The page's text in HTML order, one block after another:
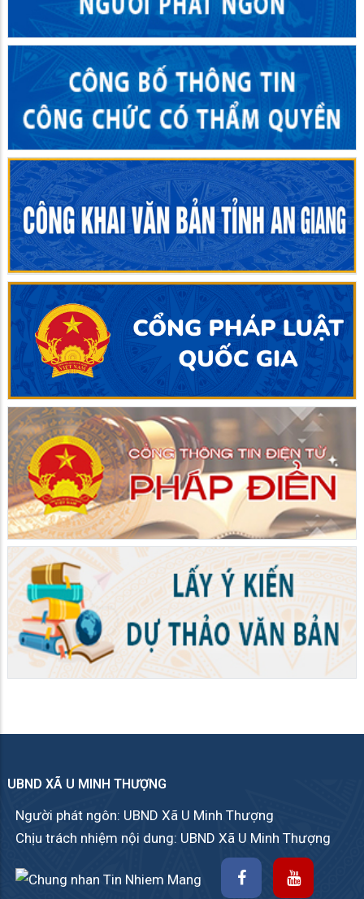
UBND XÃ U MINH THƯỢNG
Người phát ngôn: UBND Xã U Minh Thượng
Chịu trách nhiệm nội dung: UBND Xã U Minh Thượng